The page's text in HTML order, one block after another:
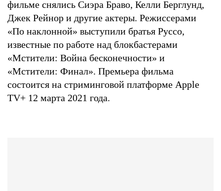
фильме снялись Сиэра Браво, Келли Берглунд,
Джек Рейнор и другие актеры. Режиссерами
«По наклонной» выступили братья Руссо,
известные по работе над блокбастерами
«Мстители: Война бесконечности» и
«Мстители: Финал». Премьера фильма
состоится на стриминговой платформе Apple
TV+ 12 марта 2021 года.